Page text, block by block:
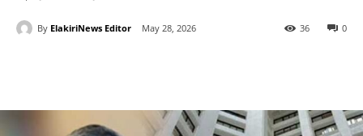
By ElakiriNews Editor May 28, 2026 0
36